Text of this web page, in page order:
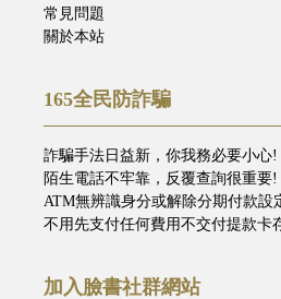
常見問題
關於本站
165全民防詐騙
詐騙手法日益新，你我務必要小心!
陌生電話不牢靠，反覆查詢很重要!
ATM無辨識身分或解除分期付款設
不用先支付任何費用不交付提款卡
加入臉書社群網站